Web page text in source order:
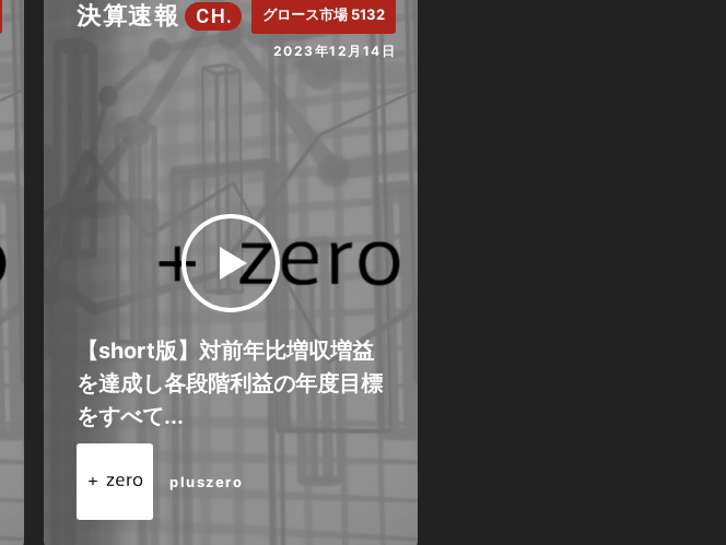
決算速報 CH. グロース市場 5132
2023年12月14日
pluszero
【short版】対前年比増収増益
を達成し各段階利益の年度目標
をすべて...